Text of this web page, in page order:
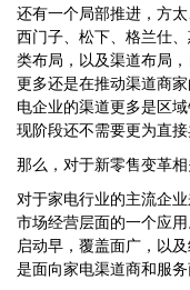
还有一个局部推进，方
西门子、松下、格兰仕
类布局，以及渠道布局
更多还是在推动渠道商
电企业的渠道更多是区
现阶段还不需要更为直接
那么，对于新零售变革
对于家电行业的主流企
市场经营层面的一个应
启动早，覆盖面广，以
是面向家电渠道商和服